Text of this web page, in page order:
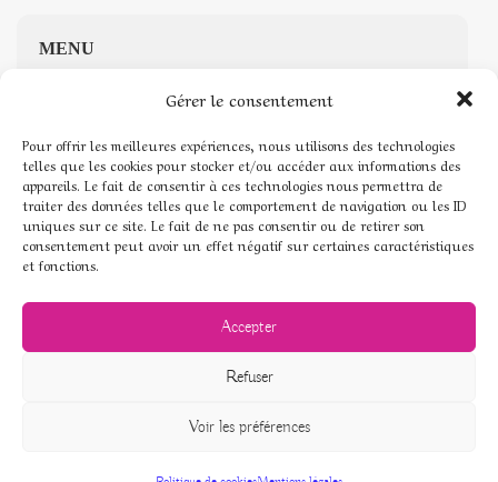
Gérer le consentement
Pour offrir les meilleures expériences, nous utilisons des technologies
telles que les cookies pour stocker et/ou accéder aux informations des
appareils. Le fait de consentir à ces technologies nous permettra de
traiter des données telles que le comportement de navigation ou les ID
uniques sur ce site. Le fait de ne pas consentir ou de retirer son
consentement peut avoir un effet négatif sur certaines caractéristiques
et fonctions.
Accepter
Refuser
Voir les préférences
MENU
Boutique de Pierres naturelles
Mon compte
Mentions légales
Conditions générales de vente
Politique de cookies (UE)
© Pierres de coeur - 2026